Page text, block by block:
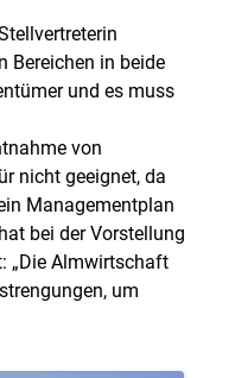
Bereichen in beide
und es muss
von
nicht geeignet, da
Managementplan
bei der Vorstellung
„Die Almwirtschaft
um